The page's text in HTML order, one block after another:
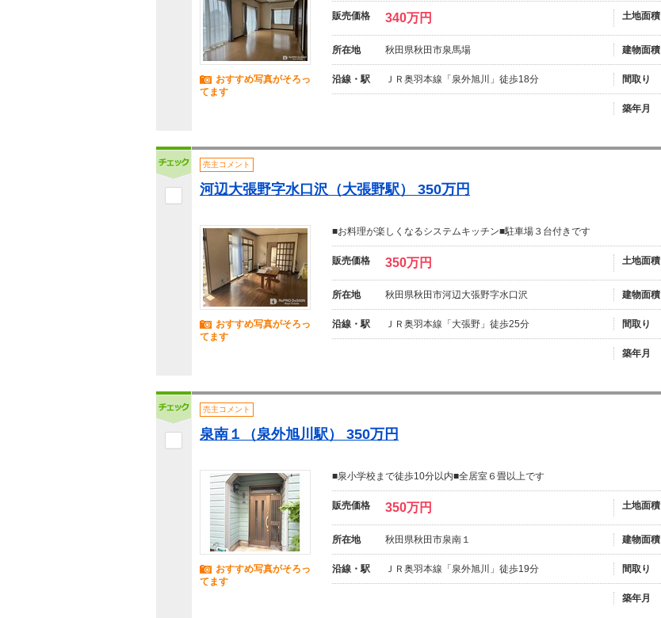
おすすめ写真がそろっ
てます
販売価格 340万円 土地面積
所在地 秋田県秋田市泉馬場 建物面積
沿線・駅 ＪＲ奥羽本線「泉外旭川」徒歩18分 間取り
築年月
売主コメント
河辺大張野字水口沢（大張野駅） 350万円
おすすめ写真がそろっ
てます
■お料理が楽しくなるシステムキッチン■駐車場３台付きです
販売価格 350万円 土地面積
所在地 秋田県秋田市河辺大張野字水口沢 建物面積
沿線・駅 ＪＲ奥羽本線「大張野」徒歩25分 間取り
築年月
売主コメント
泉南１（泉外旭川駅） 350万円
おすすめ写真がそろっ
てます
■泉小学校まで徒歩10分以内■全居室６畳以上です
販売価格 350万円 土地面積
所在地 秋田県秋田市泉南１ 建物面積
沿線・駅 ＪＲ奥羽本線「泉外旭川」徒歩19分 間取り
築年月